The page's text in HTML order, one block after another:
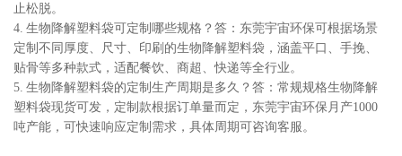
止松脱。
4. 生物降解塑料袋可定制哪些规格？答：东莞宇宙环保可根据场景
定制不同厚度、尺寸、印刷的生物降解塑料袋，涵盖平口、手挽、
贴骨等多种款式，适配餐饮、商超、快递等全行业。
5. 生物降解塑料袋的定制生产周期是多久？答：常规规格生物降解
塑料袋现货可发，定制款根据订单量而定，东莞宇宙环保月产1000
吨产能，可快速响应定制需求，具体周期可咨询客服。